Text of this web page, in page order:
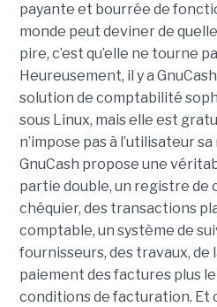
payante et bourrée de
monde peut deviner de quelle
pire, c’est qu’elle ne tourne
Heureusement, il y a
solution de comptabilité
sous Linux, mais elle est
n’impose pas à l’utilisateur
GnuCash propose une
partie double, un registre de
chéquier, des transactions
comptable, un système de
fournisseurs, des travaux, de
paiement des factures plus
conditions de facturation. Et